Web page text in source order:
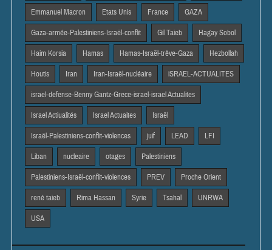
Emmanuel Macron Etats Unis France GAZA
Gaza-armée-Palestiniens-Israël-conflit Gil Taieb Hagay Sobol
Haim Korsia Hamas Hamas-Israël-trêve-Gaza Hezbollah
Houtis Iran Iran-Israël-nucléaire iSRAEL-ACTUALITES
israel-defense-Benny Gantz-Grece-israel-israel Actualites
Israel Actiualités Israel Actuaites Israël
Israël-Palestiniens-conflit-violences juif LEAD LFI
Liban nucleaire otages Palestiniens
Palestiniens-Israël-conflit-violences PREV Proche Orient
rené taieb Rima Hassan Syrie Tsahal UNRWA
USA